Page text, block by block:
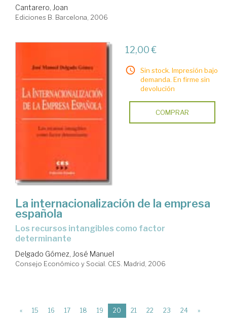
Cantarero, Joan
Ediciones B. Barcelona, 2006
12,00 €
Sin stock. Impresión bajo
demanda. En firme sin
devolución
COMPRAR
La internacionalización de la empresa
española
los recursos intangibles como factor
determinante
Delgado Gómez, José Manuel
Consejo Económico y Social. CES. Madrid, 2006
« 15 16 17 18 19 20 (current)
21 22 23 24 »